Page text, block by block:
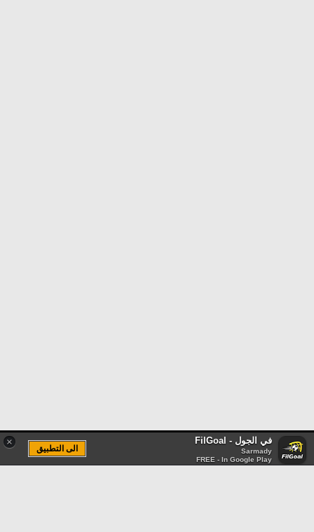
× في الجول - FilGoal
Sarmady
FREE - In Google Play
الى التطبيق